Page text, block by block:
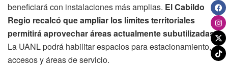
beneficiará con instalaciones más amplias. El Cabildo
Regio recalcó que ampliar los límites territoriales
permitirá aprovechar áreas actualmente subutilizadas.
La UANL podrá habilitar espacios para estacionamiento,
accesos y áreas de servicio.